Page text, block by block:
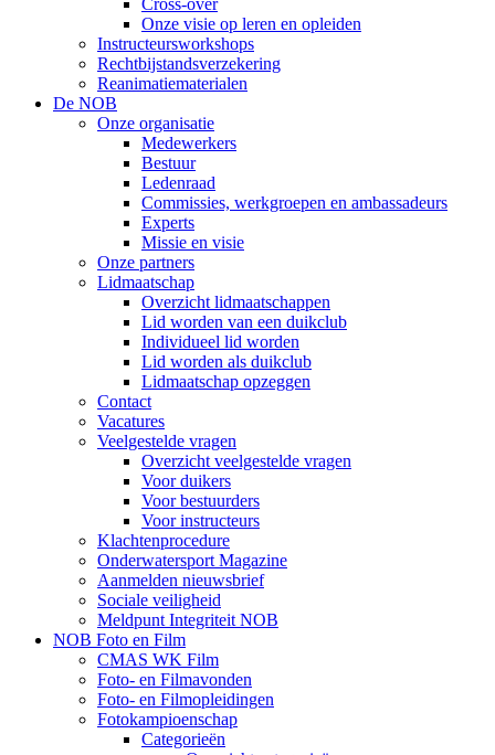
Cross-over
Onze visie op leren en opleiden
Instructeursworkshops
Rechtbijstandsverzekering
Reanimatiematerialen
De NOB
Onze organisatie
Medewerkers
Bestuur
Ledenraad
Commissies, werkgroepen en ambassadeurs
Experts
Missie en visie
Onze partners
Lidmaatschap
Overzicht lidmaatschappen
Lid worden van een duikclub
Individueel lid worden
Lid worden als duikclub
Lidmaatschap opzeggen
Contact
Vacatures
Veelgestelde vragen
Overzicht veelgestelde vragen
Voor duikers
Voor bestuurders
Voor instructeurs
Klachtenprocedure
Onderwatersport Magazine
Aanmelden nieuwsbrief
Sociale veiligheid
Meldpunt Integriteit NOB
NOB Foto en Film
CMAS WK Film
Foto- en Filmavonden
Foto- en Filmopleidingen
Fotokampioenschap
Categorieën